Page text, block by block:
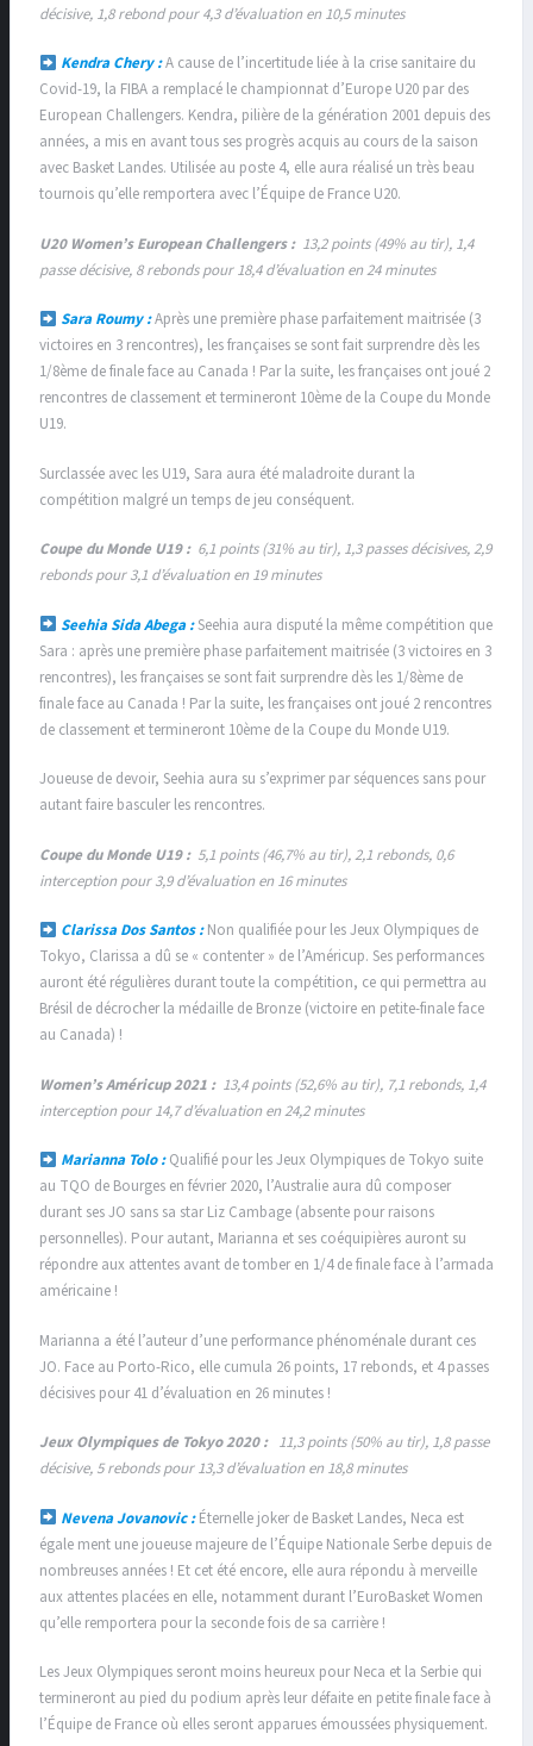
décisive, 1,8 rebond pour 4,3 d’évaluation en 10,5 minutes
Kendra Chery :A cause de l’incertitude liée à la crise sanitaire du
Covid-19, la FIBA a remplacé le championnat d’Europe U20 par des
European Challengers. Kendra, pilière de la génération 2001 depuis des
années, a mis en avant tous ses progrès acquis au cours de la saison
avec Basket Landes. Utilisée au poste 4, elle aura réalisé un très beau
tournois qu’elle remportera avec l’Équipe de France U20.
U20 Women’s European Challengers : 13,2 points (49% au tir), 1,4
passe décisive, 8 rebonds pour 18,4 d’évaluation en 24 minutes
Sara Roumy :Après une première phase parfaitement maitrisée (3
victoires en 3 rencontres), les françaises se sont fait surprendre dès les
1/8ème de finale face au Canada ! Par la suite, les françaises ont joué 2
rencontres de classement et termineront 10ème de la Coupe du Monde
U19.
Surclassée avec les U19, Sara aura été maladroite durant la
compétition malgré un temps de jeu conséquent.
Coupe du Monde U19 : 6,1 points (31% au tir), 1,3 passes décisives, 2,9
rebonds pour 3,1 d’évaluation en 19 minutes
Seehia Sida Abega :Seehia aura disputé la même compétition que
Sara : après une première phase parfaitement maitrisée (3 victoires en 3
rencontres), les françaises se sont fait surprendre dès les 1/8ème de
finale face au Canada ! Par la suite, les françaises ont joué 2 rencontres
de classement et termineront 10ème de la Coupe du Monde U19.
Joueuse de devoir, Seehia aura su s’exprimer par séquences sans pour
autant faire basculer les rencontres.
Coupe du Monde U19 : 5,1 points (46,7% au tir), 2,1 rebonds, 0,6
interception pour 3,9 d’évaluation en 16 minutes
Clarissa Dos Santos :Non qualifiée pour les Jeux Olympiques de
Tokyo, Clarissa a dû se « contenter » de l’Américup. Ses performances
auront été régulières durant toute la compétition, ce qui permettra au
Brésil de décrocher la médaille de Bronze (victoire en petite-finale face
au Canada) !
Women’s Américup 2021 : 13,4 points (52,6% au tir), 7,1 rebonds, 1,4
interception pour 14,7 d’évaluation en 24,2 minutes
Marianna Tolo :Qualifié pour les Jeux Olympiques de Tokyo suite
au TQO de Bourges en février 2020, l’Australie aura dû composer
durant ses JO sans sa star Liz Cambage (absente pour raisons
personnelles). Pour autant, Marianna et ses coéquipières auront su
répondre aux attentes avant de tomber en 1/4 de finale face à l’armada
américaine !
Marianna a été l’auteur d’une performance phénoménale durant ces
JO. Face au Porto-Rico, elle cumula 26 points, 17 rebonds, et 4 passes
décisives pour 41 d’évaluation en 26 minutes !
Jeux Olympiques de Tokyo 2020 : 11,3 points (50% au tir), 1,8 passe
décisive, 5 rebonds pour 13,3 d’évaluation en 18,8 minutes
Nevena Jovanovic :Éternelle joker de Basket Landes, Neca est
égale ment une joueuse majeure de l’Équipe Nationale Serbe depuis de
nombreuses années ! Et cet été encore, elle aura répondu à merveille
aux attentes placées en elle, notamment durant l’EuroBasket Women
qu’elle remportera pour la seconde fois de sa carrière !
Les Jeux Olympiques seront moins heureux pour Neca et la Serbie qui
termineront au pied du podium après leur défaite en petite finale face à
l’Équipe de France où elles seront apparues émoussées physiquement.